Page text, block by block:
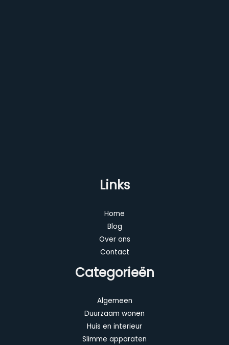
Links
Home
Blog
Over ons
Contact
Categorieën
Algemeen
Duurzaam wonen
Huis en interieur
Slimme apparaten